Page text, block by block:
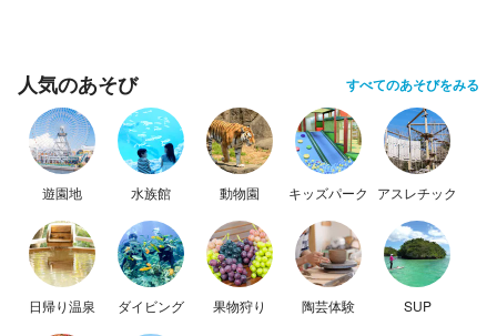
人気のあそび すべてのあそびをみる
遊園地 水族館 動物園 キッズパーク アスレチック
日帰り温泉 ダイビング 果物狩り 陶芸体験 SUP